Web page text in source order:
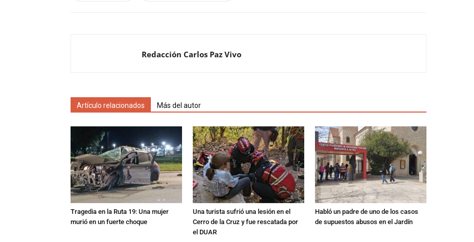
Redacción Carlos Paz Vivo
Artículo relacionados Más del autor
Tragedia en la Ruta 19: Una mujer
murió en un fuerte choque
Una turista sufrió una lesión en el
Cerro de la Cruz y fue rescatada por
el DUAR
Habló un padre de uno de los casos
de supuestos abusos en el Jardín